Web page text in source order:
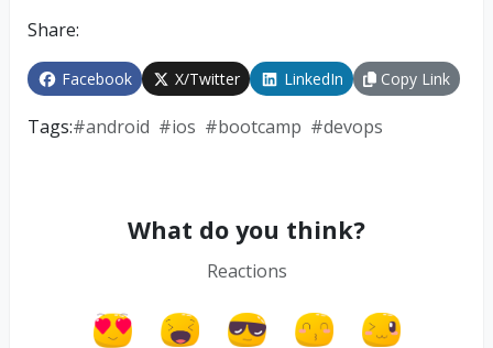
Share:
Facebook X/Twitter LinkedIn Copy Link
Tags:#android #ios #bootcamp #devops
What do you think?
Reactions